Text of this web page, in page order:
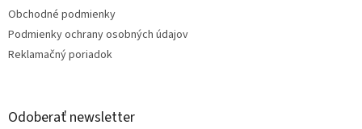
Obchodné podmienky
Podmienky ochrany osobných údajov
Reklamačný poriadok
Odoberať newsletter